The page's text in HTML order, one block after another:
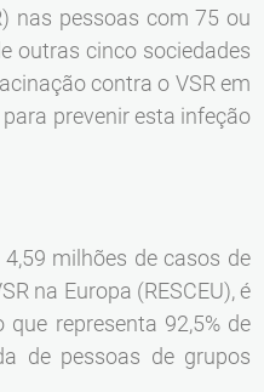
nas pessoas com 75 ou
outras cinco sociedades
contra o VSR em
prevenir esta infeção
milhões de casos de
na Europa (RESCEU), é
representa 92,5% de
de pessoas de grupos